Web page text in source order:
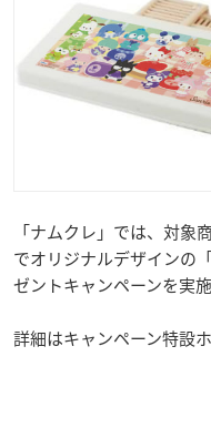
「ナムクレ」では、対象
でオリジナルデザインの
ゼントキャンペーンを実施
詳細はキャンペーン特設